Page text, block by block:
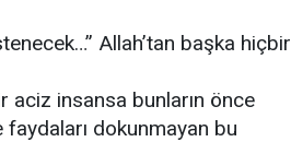
Allah’tan başka hiçbir
aciz insansa bunların önce
dokunmayan bu